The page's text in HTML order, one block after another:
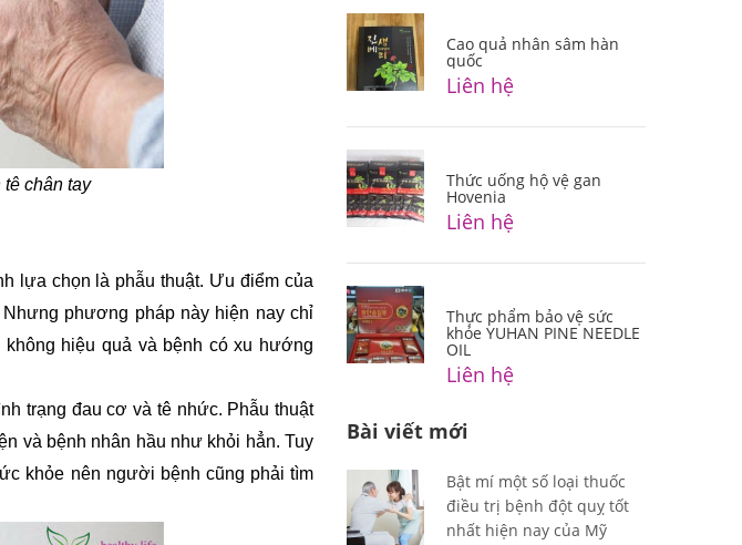
chân tay
lựa chọn là phẫu thuật. Ưu điểm của
phương pháp này hiện nay chỉ
hiệu quả và bệnh có xu hướng
trạng đau cơ và tê nhức. Phẫu thuật
và bệnh nhân hầu như khỏi hẳn. Tuy
khỏe nên người bệnh cũng phải tìm
Cao quả nhân sâm hàn
quốc
Liên hệ
Thức uống hộ vệ gan
Hovenia
Liên hệ
Thực phẩm bảo vệ sức
khỏe YUHAN PINE NEEDLE
OIL
Liên hệ
Bài viết mới
Bật mí một số loại thuốc
điều trị bệnh đột quỵ tốt
nhất hiện nay của Mỹ